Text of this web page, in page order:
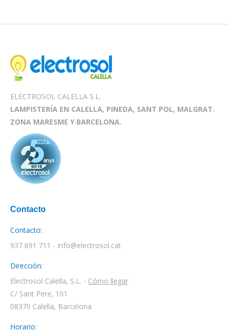
ELECTROSOL CALELLA S.L.
LAMPISTERÍA EN CALELLA, PINEDA, SANT POL, MALGRAT.
ZONA MARESME Y BARCELONA.
Contacto
Contacto:
937 691 711 - info@electrosol.cat
Dirección:
Electrosol Calella, S.L. - Cómo llegar
C/ Sant Pere, 101
08370 Calella, Barcelona
Horario: